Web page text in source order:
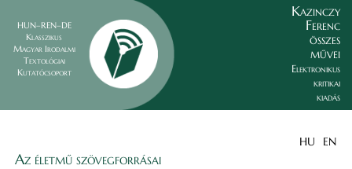
HUN–REN–DE
Klasszikus
Magyar Irodalmi
Textológiai
Kutatócsoport
Kazinczy
Ferenc
összes
művei
Elektronikus
kritikai
kiadás
HU EN
Az életmű szövegforrásai